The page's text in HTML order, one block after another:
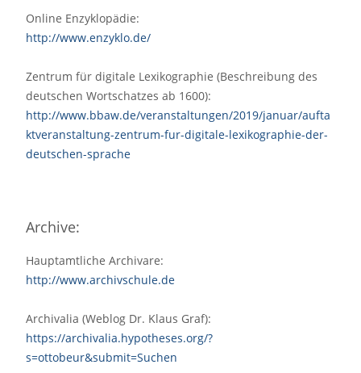
Online Enzyklopädie:
http://www.enzyklo.de/
Zentrum für digitale Lexikographie (Beschreibung des
deutschen Wortschatzes ab 1600):
http://www.bbaw.de/veranstaltungen/2019/januar/aufta
ktveranstaltung-zentrum-fur-digitale-lexikographie-der-
deutschen-sprache
Archive:
Hauptamtliche Archivare:
http://www.archivschule.de
Archivalia (Weblog Dr. Klaus Graf):
https://archivalia.hypotheses.org/?
s=ottobeur&submit=Suchen